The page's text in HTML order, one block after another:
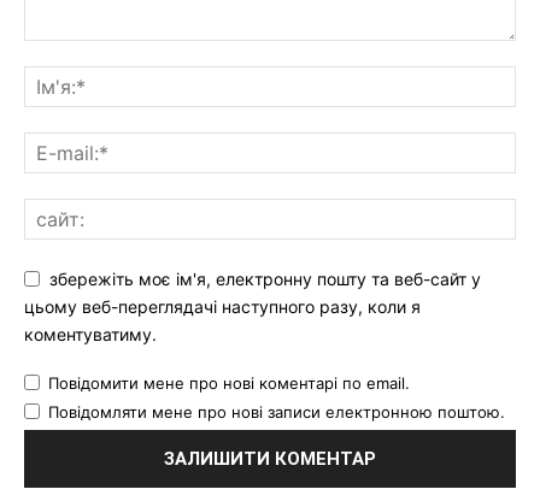
збережіть моє ім'я, електронну пошту та веб-сайт у
цьому веб-переглядачі наступного разу, коли я
коментуватиму.
Повідомити мене про нові коментарі по email.
Повідомляти мене про нові записи електронною поштою.